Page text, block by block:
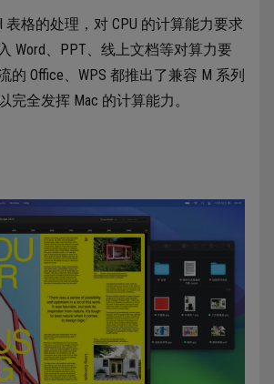
表格的处理，对 CPU 的计算能力要求
Word、PPT、线上文档等对算力要
的 Office、WPS 都推出了兼容 M 系列
完全发挥 Mac 的计算能力。